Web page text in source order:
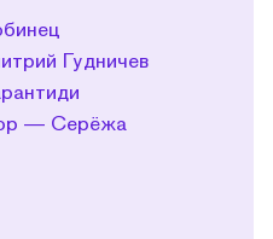
Гудничев
— Серёжа